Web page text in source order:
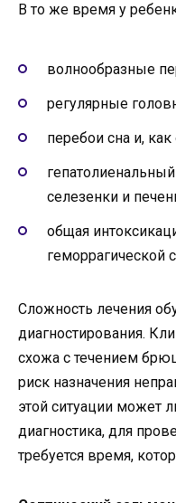
В то же время у
волнообразные
регулярные
перебои сна и,
селезенки и
общая
геморрагической
Сложность лечения
диагностирования.
схожа с течением
риск назначения
этой ситуации может
диагностика, для
требуется время,